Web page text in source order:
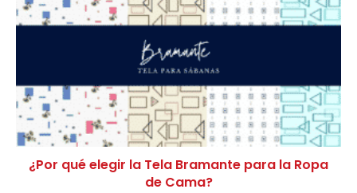
¿Por qué elegir la Tela Bramante para la Ropa
de Cama?